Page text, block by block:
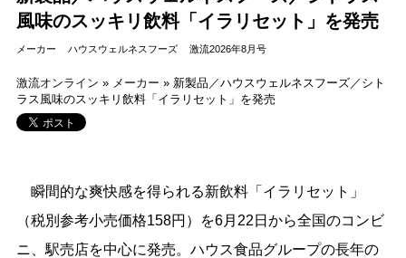
風味のスッキリ飲料「イラリセット」を発売
メーカー ハウスウェルネスフーズ 激流2026年8月号
激流オンライン » メーカー » 新製品／ハウスウェルネスフーズ／シト
ラス風味のスッキリ飲料「イラリセット」を発売
瞬間的な爽快感を得られる新飲料「イラリセット」
（税別参考小売価格158円）を6月22日から全国のコンビ
ニ、駅売店を中心に発売。ハウス食品グループの長年の